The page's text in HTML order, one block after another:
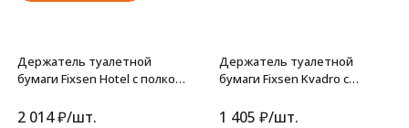
Держатель туалетной
бумаги Fixsen Hotel с полкой
31011)
2 014₽/шт.
Держатель туалетной
бумаги Fixsen Kvadro с
1 405 ₽/шт.